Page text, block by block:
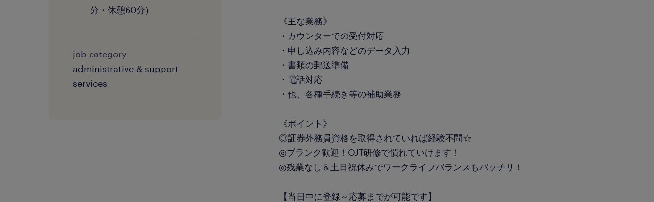
分・休憩60分）
job category
administrative & support
services
《主な業務》
・カウンターでの受付対応
・申し込み内容などのデータ入力
・書類の郵送準備
・電話対応
・他、各種手続き等の補助業務
《ポイント》
◎証券外務員資格を取得されていれば経験不問☆
◎ブランク歓迎！OJT研修で慣れていけます！
◎残業なし＆土日祝休みでワークライフバランスもバッチリ！
【当日中に登録～応募までが可能です】